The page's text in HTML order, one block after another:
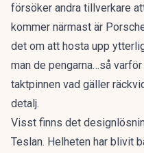
försöker andra tillverkare
kommer närmast är
det om att hosta upp
man de pengarna…så
taktpinnen vad gäller
detalj.
Visst finns det
Teslan. Helheten har blivit